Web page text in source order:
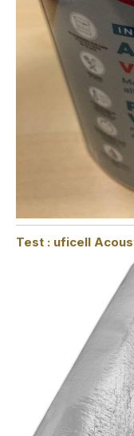
Test : uficell